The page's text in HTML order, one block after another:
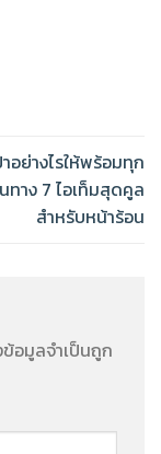
อย่างไรให้พร้อมทุก
ทาง 7 ไอเท็มสุดคูล
สำหรับหน้าร้อน
อมูลจำเป็นถูก